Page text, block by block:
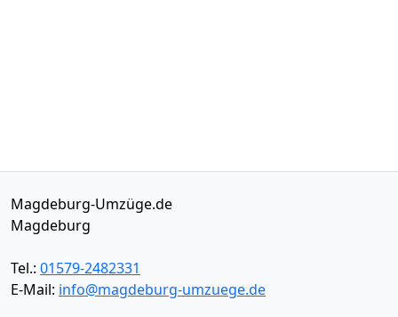
Magdeburg-Umzüge.de
Magdeburg
Tel.: 01579-2482331
E-Mail: info@magdeburg-umzuege.de